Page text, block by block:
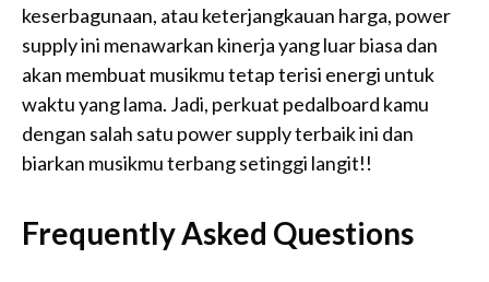
keserbagunaan, atau keterjangkauan harga, power
supply ini menawarkan kinerja yang luar biasa dan
akan membuat musikmu tetap terisi energi untuk
waktu yang lama. Jadi, perkuat pedalboard kamu
dengan salah satu power supply terbaik ini dan
biarkan musikmu terbang setinggi langit!!
Frequently Asked Questions